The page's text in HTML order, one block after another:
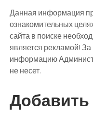
Данная информация
ознакомительных
сайта в поиске
является рекламой!
информацию
не несет.